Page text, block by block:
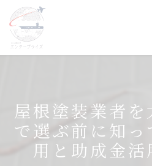
屋根塗装業者
で選ぶ前に知
用と助成金活